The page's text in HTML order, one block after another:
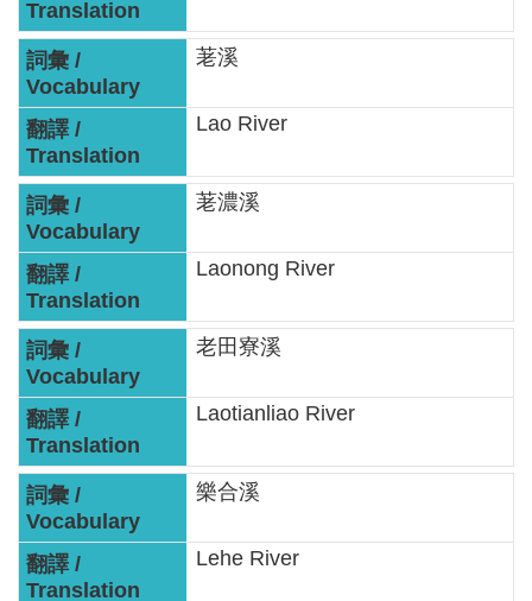
廉
政
平
臺
性
平
專
區
English
RSS
互
動
交
流
專
荖溪
Lao River
荖濃溪
Laonong River
老田寮溪
Laotianliao River
樂合溪
Lehe River